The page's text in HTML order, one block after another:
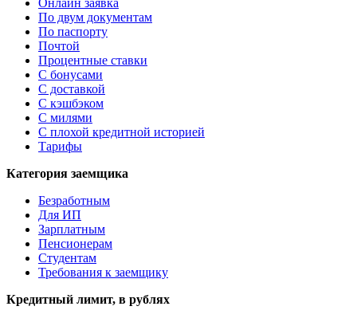
По двум документам
По паспорту
Почтой
Процентные ставки
С бонусами
С доставкой
С кэшбэком
С милями
С плохой кредитной историей
Тарифы
Категория заемщика
Безработным
Для ИП
Зарплатным
Пенсионерам
Студентам
Требования к заемщику
Кредитный лимит, в рублях